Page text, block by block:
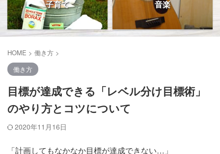
子育て 音楽
HOME > 働き方 >
働き方
目標が達成できる「レベル分け目標術」
のやり方とコツについて
2020年11月16日
「計画してもなかなか目標が達成できない…」